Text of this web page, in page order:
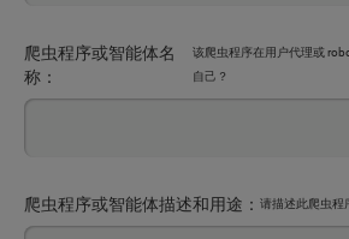
爬虫程序或智能体名
称：
该爬虫程序在用户代理或
自己？
爬虫程序或智能体描述和用途： 请描述此爬虫程